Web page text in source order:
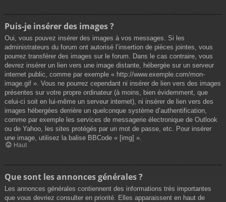
Puis-je insérer des images ?
Oui, vous pouvez insérer des images à vos messages. Si les
administrateurs du forum ont autorisé l’insertion de pièces jointes, vous
pourrez transférer des images sur le forum. Dans le cas contraire, vous
devrez insérer un lien vers une image distante, hébergée sur un serveur
internet public, comme par exemple « http://www.exemple.com/mon-
image.gif ». Vous ne pourrez cependant ni insérer de lien vers des images
présentes sur votre propre ordinateur (à moins, bien évidemment, que
celui-ci soit en lui-même un serveur internet), ni insérer de lien vers des
images hébergées derrière un quelconque système d’authentification,
comme par exemple les services de messagerie électronique de Outlook
ou de Yahoo, les sites protégés par un mot de passe, etc. Pour insérer
une image, utilisez la balise BBCode « [img] ».
Haut
Que sont les annonces générales ?
Les annonces générales contiennent des informations très importantes
que vous devriez consulter en priorité. Elles apparaissent en haut de